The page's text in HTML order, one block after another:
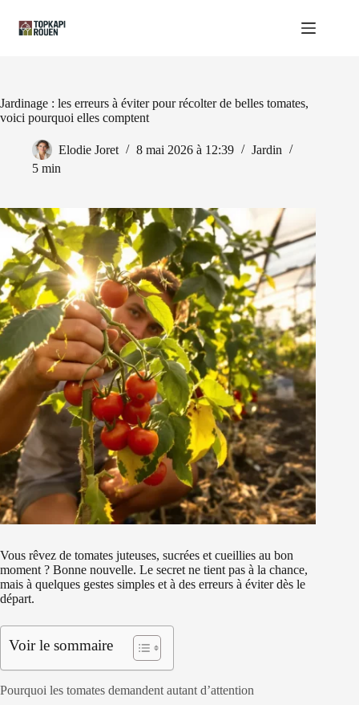
contenu
Jardinage : les erreurs à éviter pour récolter de belles tomates,
voici pourquoi elles comptent
Elodie Joret 8 mai 2026 à 12:39
Jardin
5 min
Vous rêvez de tomates juteuses, sucrées et cueillies au bon
moment ? Bonne nouvelle. Le secret ne tient pas à la chance,
mais à quelques gestes simples et à des erreurs à éviter dès le
départ.
Voir le sommaire
Pourquoi les tomates demandent autant d’attention